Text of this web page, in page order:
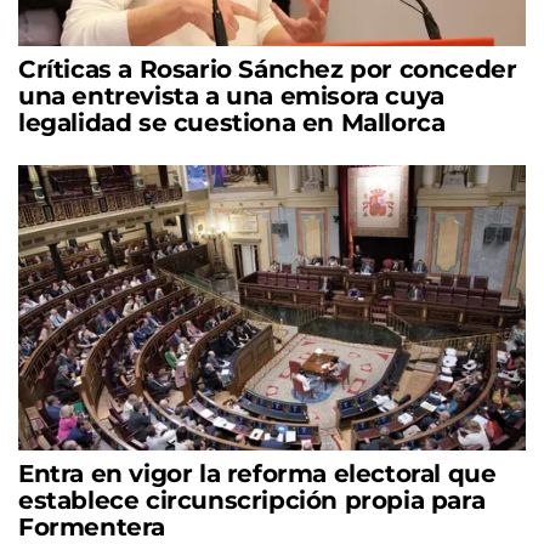
Críticas a Rosario Sánchez por conceder
una entrevista a una emisora cuya
legalidad se cuestiona en Mallorca
Entra en vigor la reforma electoral que
establece circunscripción propia para
Formentera